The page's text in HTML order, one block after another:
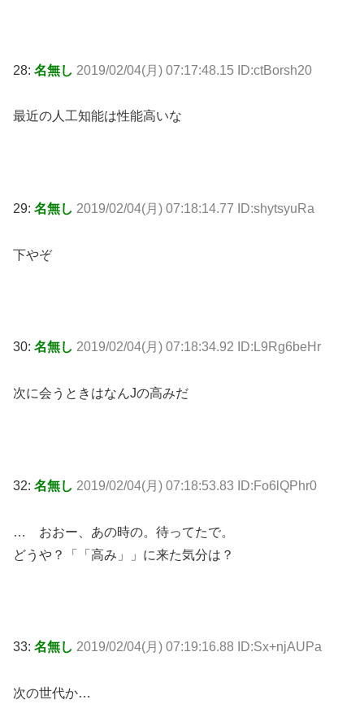
28: 名無し 2019/02/04(月) 07:17:48.15 ID:ctBorsh20
最近の人工知能は性能高いな
29: 名無し 2019/02/04(月) 07:18:14.77 ID:shytsyuRa
下やぞ
30: 名無し 2019/02/04(月) 07:18:34.92 ID:L9Rg6beHr
次に会うときはなんJの高みだ
32: 名無し 2019/02/04(月) 07:18:53.83 ID:Fo6lQPhr0
… おおー、あの時の。待ってたで。
どうや？「「高み」」に来た気分は？
33: 名無し 2019/02/04(月) 07:19:16.88 ID:Sx+njAUPa
次の世代か…